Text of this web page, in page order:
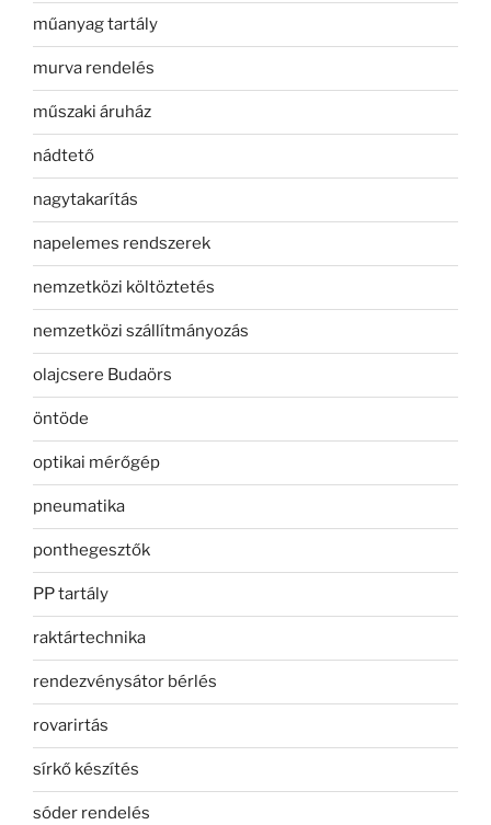
műanyag tartály
murva rendelés
műszaki áruház
nádtető
nagytakarítás
napelemes rendszerek
nemzetközi költöztetés
nemzetközi szállítmányozás
olajcsere Budaörs
öntöde
optikai mérőgép
pneumatika
ponthegesztők
PP tartály
raktártechnika
rendezvénysátor bérlés
rovarirtás
sírkő készítés
sóder rendelés